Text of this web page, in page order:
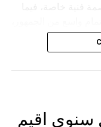
المنظمة.
والشحار
بين الموسيقى
اقيم